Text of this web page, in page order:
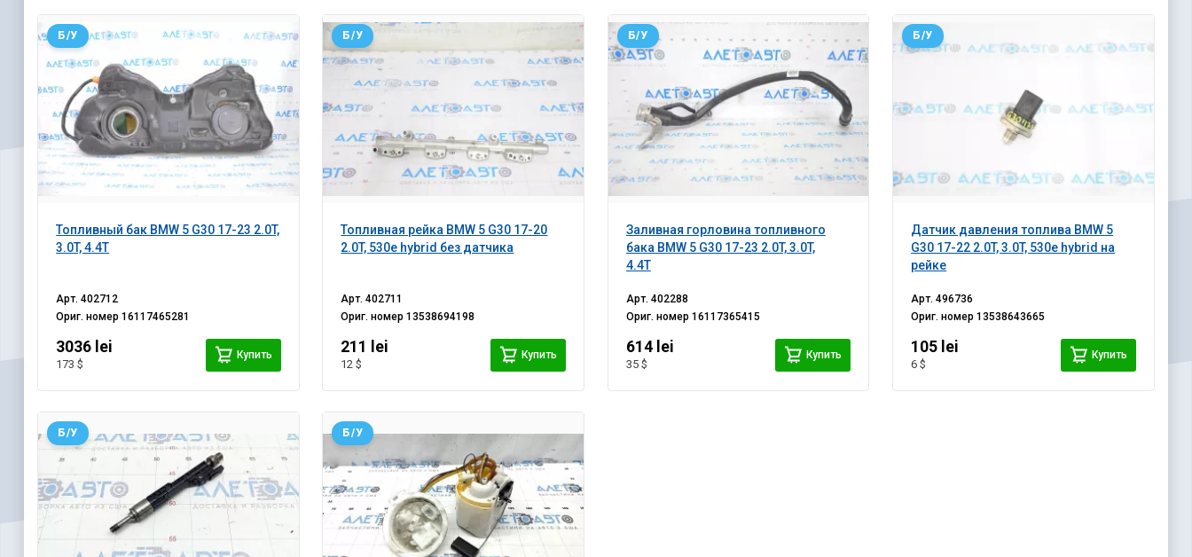
Топливный бак BMW 5 G30 17-23 2.0T,
3.0T, 4.4T
Б/У
Арт.402712
Ориг. номер16117465281
3036 lei
173 $
Купить
Топливная рейка BMW 5 G30 17-20
2.0T, 530e hybrid без датчика
Б/У
Арт.402711
Ориг. номер13538694198
211 lei
12 $
Купить
Заливная горловина топливного
бака BMW 5 G30 17-23 2.0T, 3.0T,
4.4T
Б/У
Арт. 402288
Ориг. номер 16117365415
614 lei
35 $
Купить
Датчик давления топлива BMW 5
G30 17-22 2.0T, 3.0T, 530e hybrid на
рейке
Б/У
Арт.496736
Ориг. номер13538643665
105 lei
6 $
Купить
Б/У Б/У